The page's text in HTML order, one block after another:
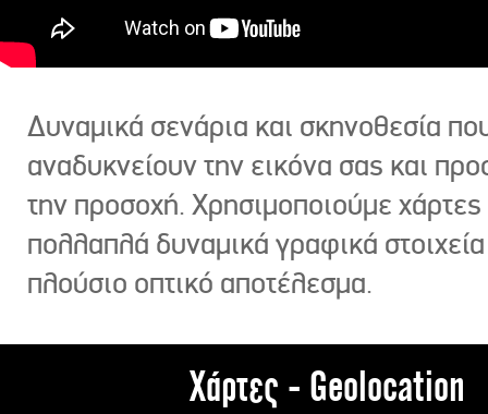
Δυναμικά σενάρια και σκηνοθεσία
αναδυκνείουν την εικόνα σας και
την προσοχή. Χρησιμοποιούμε χάρτες
πολλαπλά δυναμικά γραφικά στοιχεία
πλούσιο οπτικό αποτέλεσμα.
Χάρτες - Geolocation